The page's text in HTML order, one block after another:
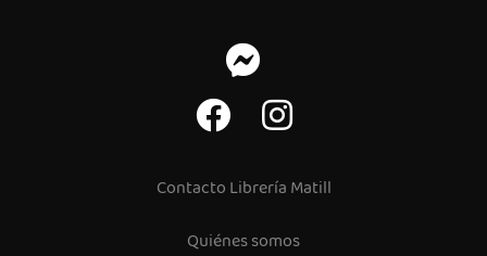
Contacto Librería Matill
Quiénes somos